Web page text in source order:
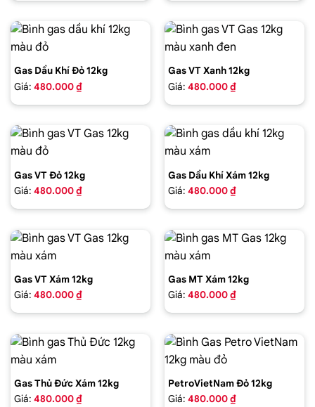
Gas Dầu Khí Đỏ 12kg
Giá: 480.000 ₫
Gas VT Xanh 12kg
Giá: 480.000 ₫
Gas VT Đỏ 12kg
Giá: 480.000 ₫
Gas Dầu Khí Xám 12kg
Giá: 480.000 ₫
Gas VT Xám 12kg
Giá: 480.000 ₫
Gas MT Xám 12kg
Giá: 480.000 ₫
Gas Thủ Đức Xám 12kg
Giá: 480.000 ₫
PetroVietNam Đỏ 12kg
Giá: 480.000 ₫